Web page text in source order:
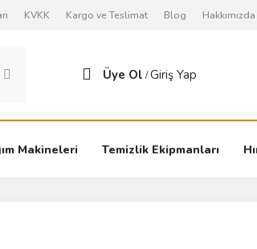
KVKK Kargo ve Teslimat Blog Hakkımızda
Üye Ol /Giriş Yap
Makineleri Temizlik Ekipmanları